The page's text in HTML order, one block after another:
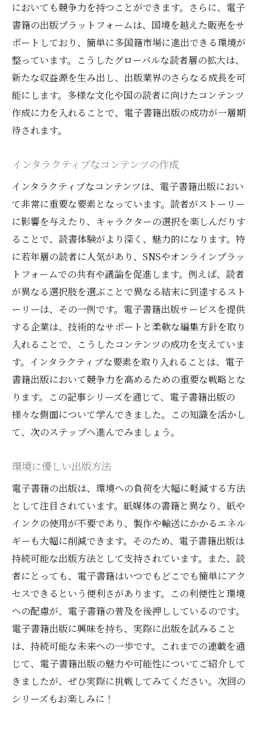
においても競争力を持つことができます。さらに、電子
書籍の出版プラットフォームは、国境を越えた販売をサ
ポートしており、簡単に多国籍市場に進出できる環境が
整っています。こうしたグローバルな読者層の拡大は、
新たな収益源を生み出し、出版業界のさらなる成長を可
能にします。多様な文化や国の読者に向けたコンテンツ
作成に力を入れることで、電子書籍出版の成功が一層期
待されます。
インタラクティブなコンテンツの作成
インタラクティブなコンテンツは、電子書籍出版におい
て非常に重要な要素となっています。読者がストーリー
に影響を与えたり、キャラクターの選択を楽しんだりす
ることで、読書体験がより深く、魅力的になります。特
に若年層の読者に人気があり、SNSやオンラインプラッ
トフォームでの共有や議論を促進します。例えば、読者
が異なる選択肢を選ぶことで異なる結末に到達するスト
ーリーは、その一例です。電子書籍出版サービスを提供
する企業は、技術的なサポートと柔軟な編集方針を取り
入れることで、こうしたコンテンツの成功を支えていま
す。インタラクティブな要素を取り入れることは、電子
書籍出版において競争力を高めるための重要な戦略とな
ります。この記事シリーズを通じて、電子書籍出版の
様々な側面について学んできました。この知識を活かし
て、次のステップへ進んでみましょう。
環境に優しい出版方法
電子書籍の出版は、環境への負荷を大幅に軽減する方法
として注目されています。紙媒体の書籍と異なり、紙や
インクの使用が不要であり、製作や輸送にかかるエネル
ギーも大幅に削減できます。そのため、電子書籍出版は
持続可能な出版方法として支持されています。また、読
者にとっても、電子書籍はいつでもどこでも簡単にアク
セスできるという便利さがあります。この利便性と環境
への配慮が、電子書籍の普及を後押ししているのです。
電子書籍出版に興味を持ち、実際に出版を試みること
は、持続可能な未来への一歩です。これまでの連載を通
じて、電子書籍出版の魅力や可能性についてご紹介して
きましたが、ぜひ実際に挑戦してみてください。次回の
シリーズもお楽しみに！